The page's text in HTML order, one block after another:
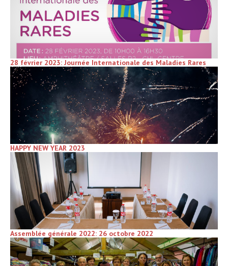
28 février 2023: Journée Internationale des Maladies Rares
HAPPY NEW YEAR 2023
Assemblée générale 2022: 26 octobre 2022